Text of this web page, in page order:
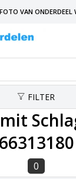
VAN ONDERDEEL
BESTELD, VANDAAG
FILTER
0